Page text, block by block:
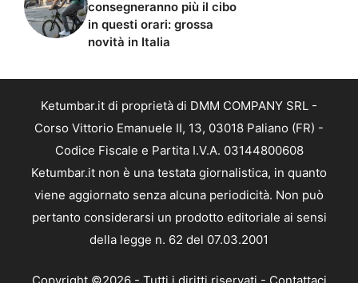
consegneranno più il cibo
in questi orari: grossa
novità in Italia
Ketumbar.it di proprietà di DMM COMPANY SRL -
Corso Vittorio Emanuele II, 13, 03018 Paliano (FR) -
Codice Fiscale e Partita I.V.A. 03144800608
Ketumbar.it non è una testata giornalistica, in quanto
viene aggiornato senza alcuna periodicità. Non può
pertanto considerarsi un prodotto editoriale ai sensi
della legge n. 62 del 07.03.2001
Copyright ©2026 - Tutti i diritti riservati - Contattaci